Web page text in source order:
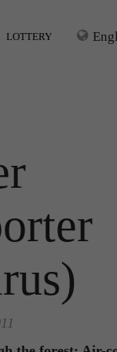
LOTTERY